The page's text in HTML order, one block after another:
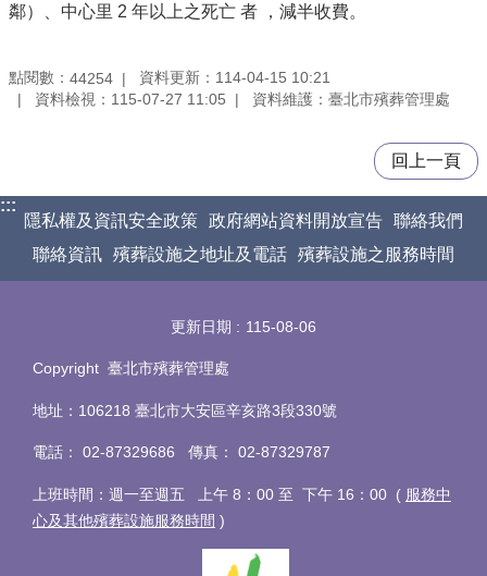
鄰）、中心里 2 年以上之死亡 者 ，減半收費。
點閱數： 44254
資料更新：114-04-15 10:21
資料檢視：115-07-27 11:05
資料維護：臺北市殯葬管理處
回上一頁
:::
隱私權及資訊安全政策 政府網站資料開放宣告 聯絡我們
聯絡資訊 殯葬設施之地址及電話 殯葬設施之服務時間
更新日期 115-08-06
Copyright 臺北市殯葬管理處
地址：106218 臺北市大安區辛亥路3段330號
電話 ： 02-87329686 傳真 ： 02-87329787
上班時間：週一至週五 上午 8：00 至 下午 16：00 ( 服務中
心及其他殯葬設施服務時間 )